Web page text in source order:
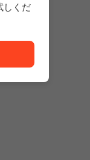
しくだ
きません。<br/>し